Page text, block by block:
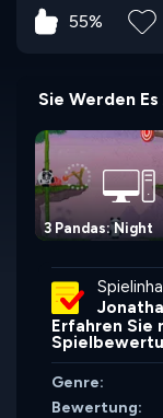
55%
Sie Werden
3 Pandas: Night
Erfahren Sie
Genre:
Bewertung: